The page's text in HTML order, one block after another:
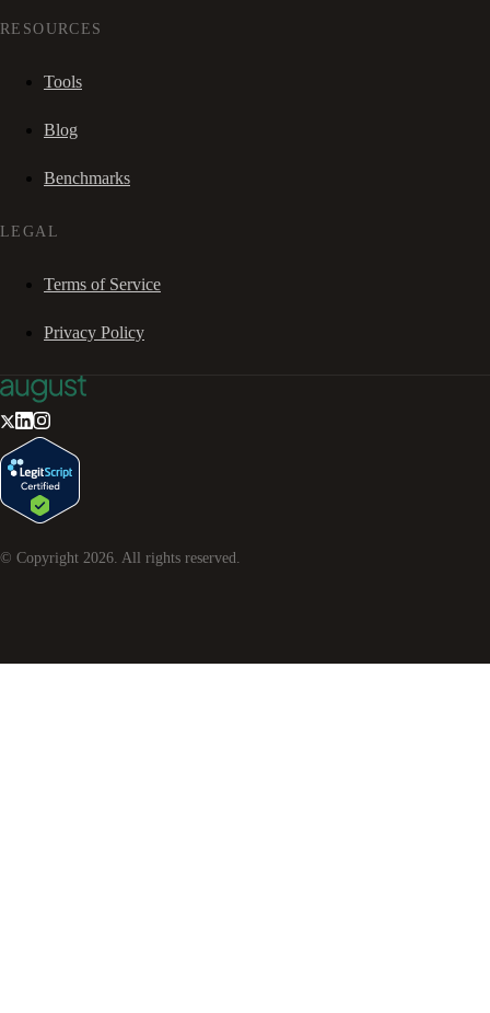
RESOURCES
Tools
Blog
Benchmarks
LEGAL
Terms of Service
Privacy Policy
© Copyright 2026 . All rights reserved.